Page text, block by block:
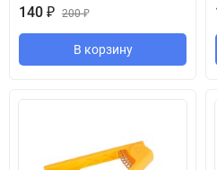
140 ₽ 200₽
В корзину